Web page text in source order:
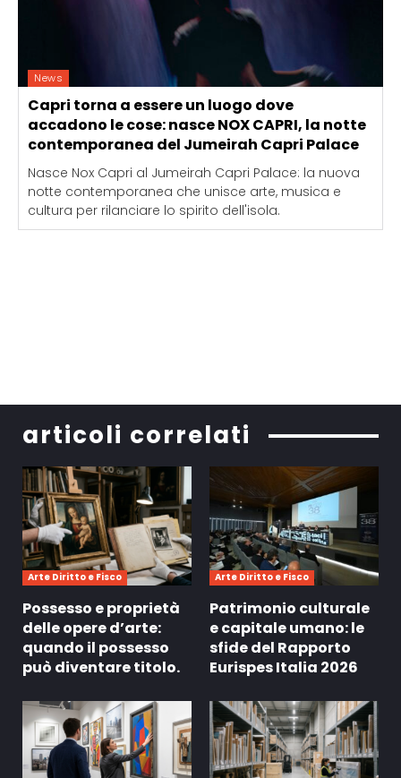
News
Capri torna a essere un luogo dove
accadono le cose: nasce NOX CAPRI, la notte
contemporanea del Jumeirah Capri Palace
Nasce Nox Capri al Jumeirah Capri Palace: la nuova
notte contemporanea che unisce arte, musica e
cultura per rilanciare lo spirito dell'isola.
articoli correlati
Arte Diritto e Fisco
Possesso e proprietà
delle opere d’arte:
quando il possesso
può diventare titolo.
Arte Diritto e Fisco
Patrimonio culturale
e capitale umano: le
sfide del Rapporto
Eurispes Italia 2026